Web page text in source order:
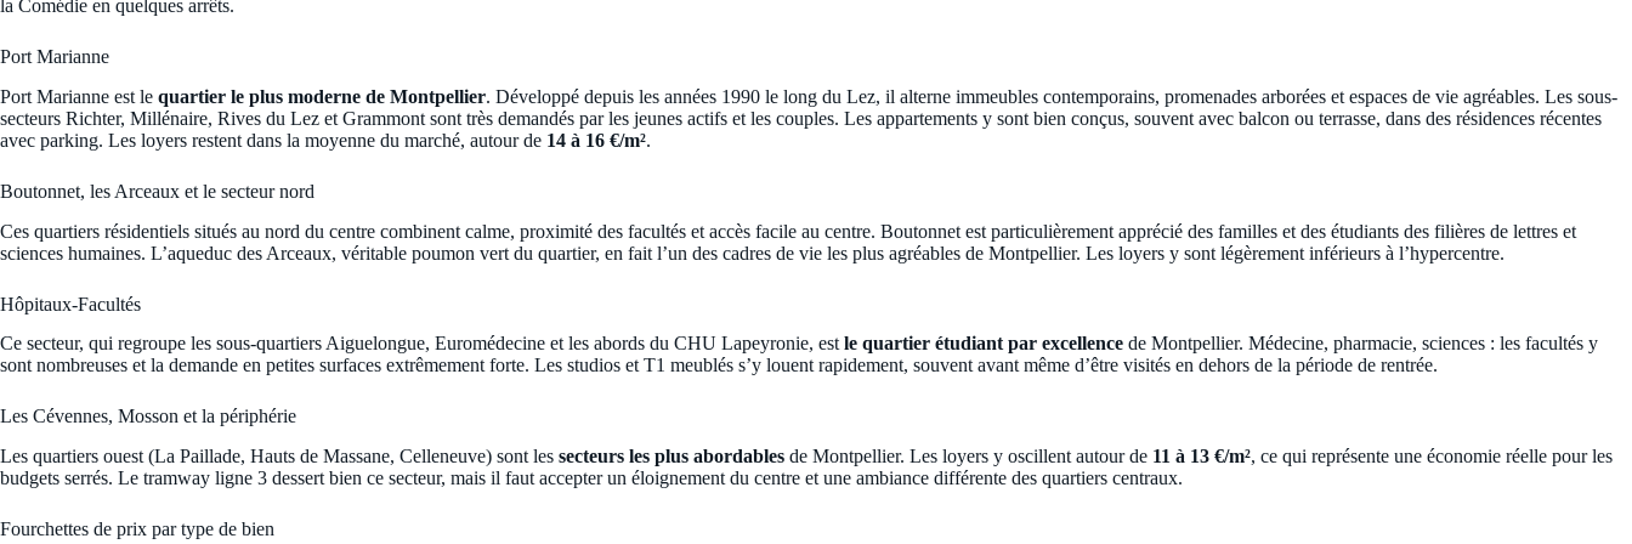
la Comédie en quelques arrêts.
Port Marianne
Port Marianne est le quartier le plus moderne de Montpellier. Développé depuis les années 1990 le long du Lez, il alterne immeubles contemporains, promenades arborées et espaces de vie agréables. Les sous-
secteurs Richter, Millénaire, Rives du Lez et Grammont sont très demandés par les jeunes actifs et les couples. Les appartements y sont bien conçus, souvent avec balcon ou terrasse, dans des résidences récentes
avec parking. Les loyers restent dans la moyenne du marché, autour de 14 à 16 €/m².
Boutonnet, les Arceaux et le secteur nord
Ces quartiers résidentiels situés au nord du centre combinent calme, proximité des facultés et accès facile au centre. Boutonnet est particulièrement apprécié des familles et des étudiants des filières de lettres et
sciences humaines. L’aqueduc des Arceaux, véritable poumon vert du quartier, en fait l’un des cadres de vie les plus agréables de Montpellier. Les loyers y sont légèrement inférieurs à l’hypercentre.
Hôpitaux-Facultés
Ce secteur, qui regroupe les sous-quartiers Aiguelongue, Euromédecine et les abords du CHU Lapeyronie, estle quartier étudiant par excellence de Montpellier. Médecine, pharmacie, sciences : les facultés y
sont nombreuses et la demande en petites surfaces extrêmement forte. Les studios et T1 meublés s’y louent rapidement, souvent avant même d’être visités en dehors de la période de rentrée.
Les Cévennes, Mosson et la périphérie
Les quartiers ouest (La Paillade, Hauts de Massane, Celleneuve) sont les secteurs les plus abordables de Montpellier. Les loyers y oscillent autour de 11 à 13 €/m², ce qui représente une économie réelle pour les
budgets serrés. Le tramway ligne 3 dessert bien ce secteur, mais il faut accepter un éloignement du centre et une ambiance différente des quartiers centraux.
Fourchettes de prix par type de bien